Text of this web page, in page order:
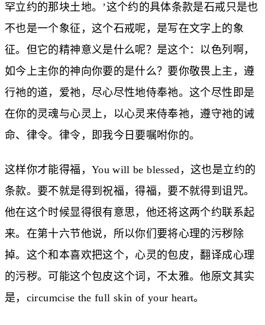
罕立约的那块土地。’这个约的具体条款是石戒只是也
不也是一个象征，这个石戒呢，是写在文字上的象
征。但它的精神意义是什么呢？是这个：以色列啊，
如今上主你的神向你要的是什么？要你敬畏上主，遵
行祂的道，爱祂，尽心尽性地侍奉祂。这个尽性即是
在你的灵魂与心灵上，以心灵来侍奉祂，遵守祂的诫
命、律令。律令，即我今日要嘱咐你的。
这样你才能得福，You will be blessed，这也是立约的
条款。要不就是得到祝福，得福，要不就得到诅咒。
他在这个时候显得很有意思，他还将这两个约联系起
来。在第十六节他说，所以你们要将心理的污秽除
掉。这个和本喜欢把这个，心灵的包皮，翻译成心理
的污秽。可能这个包皮这个词，不太雅。他原文其实
是，circumcise the full skin of your heart。